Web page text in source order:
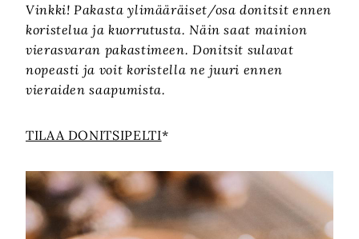
Vinkki! Pakasta ylimääräiset/osa donitsit ennen
koristelua ja kuorrutusta. Näin saat mainion
vierasvaran pakastimeen. Donitsit sulavat
nopeasti ja voit koristella ne juuri ennen
vieraiden saapumista.
TILAA DONITSIPELTI*